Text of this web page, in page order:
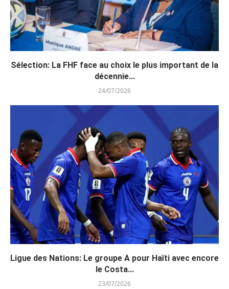
Sélection: La FHF face au choix le plus important de la
décennie...
24/07/2026
Ligue des Nations: Le groupe A pour Haïti avec encore
le Costa...
23/07/2026